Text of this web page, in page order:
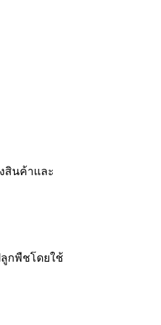
สินค้าและ
กพืชโดยใช้